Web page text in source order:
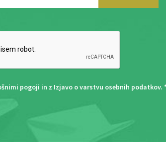
pogoji in z Izjavo o varstvu osebnih podatkov.